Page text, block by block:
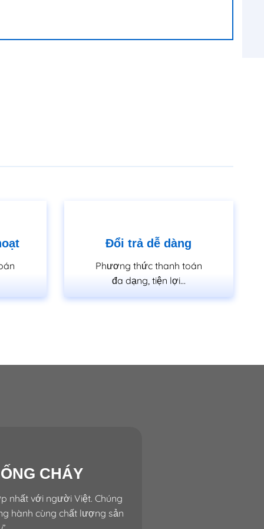
Đổi trả dễ dàng
Phương thức thanh toán
đa dạng, tiện lợi…
CHÁY
nhất với người Việt. Chúng
hành cùng chất lượng sản